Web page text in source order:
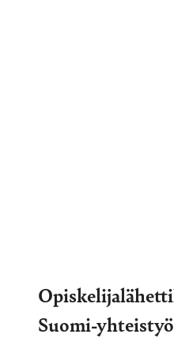
Suomi-